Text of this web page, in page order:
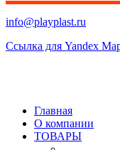
info@playplast.ru
Ссылка для Yandex
Главная
О компании
ТОВАРЫ